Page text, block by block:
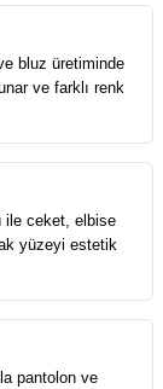
bluz üretiminde
ve farklı renk
ile ceket, elbise
yüzeyi estetik
pantolon ve